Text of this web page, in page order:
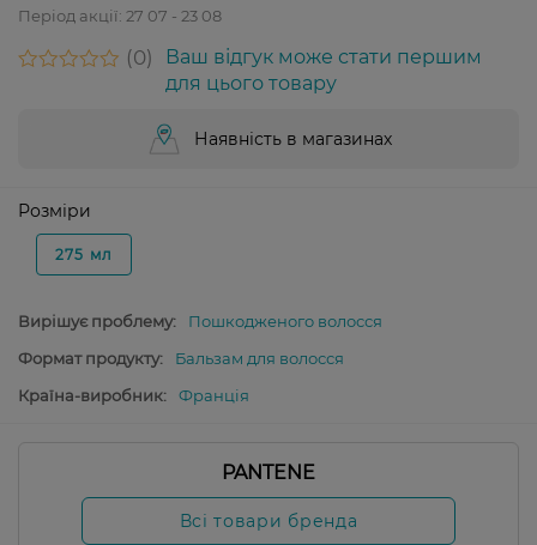
Період акції: 27 07 - 23 08
0
Ваш відгук може стати першим
для цього товару
Наявність в магазинах
Розміри
275 мл
Вирішує проблему:
Пошкодженого волосся
Формат продукту:
Бальзам для волосся
Країна-виробник:
Франція
PANTENE
Всі товари бренда